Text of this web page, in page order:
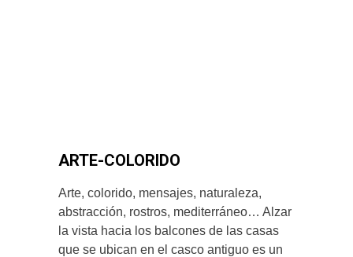
ARTE-COLORIDO
Arte, colorido, mensajes, naturaleza,
abstracción, rostros, mediterráneo… Alzar
la vista hacia los balcones de las casas
que se ubican en el casco antiguo es un